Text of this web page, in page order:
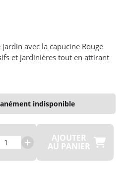
avec la capucine Rouge
et jardinières tout en attirant
indisponible
AJOUTER
AU PANIER